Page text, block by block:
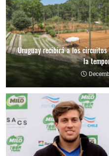
Uruguay recibirá a los circuitos
la